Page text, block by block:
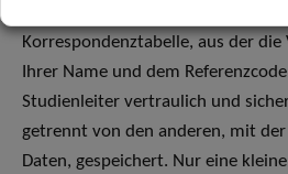
Korrespondenztabelle, aus der die
Ihrer Name und dem
Studienleiter vertraulich und
getrennt von den anderen, mit
Daten, gespeichert. Nur eine